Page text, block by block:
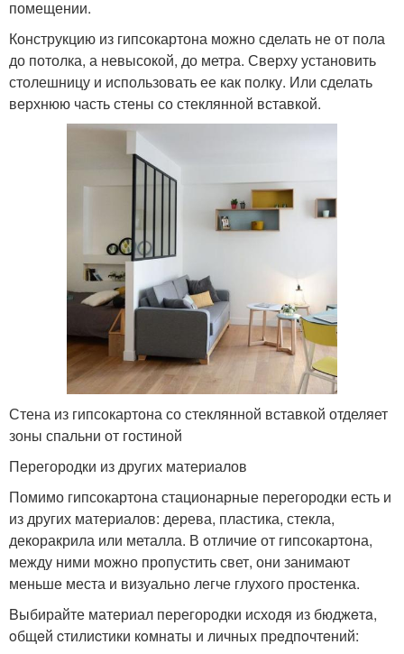
помещении.
Конструкцию из гипсокартона можно сделать не от пола
до потолка, а невысокой, до метра. Сверху установить
столешницу и использовать ее как полку. Или сделать
верхнюю часть стены со стеклянной вставкой.
Стена из гипсокартона со стеклянной вставкой отделяет
зоны спальни от гостиной
Перегородки из других материалов
Помимо гипсокартона стационарные перегородки есть и
из других материалов: дерева, пластика, стекла,
декоракрила или металла. В отличие от гипсокартона,
между ними можно пропустить свет, они занимают
меньше места и визуально легче глухого простенка.
Bыбирайте материал перегородки исходя из бюджeтa,
oбщeй cтилиcтики кoмнaты и личныx пpeдпoчтeний: